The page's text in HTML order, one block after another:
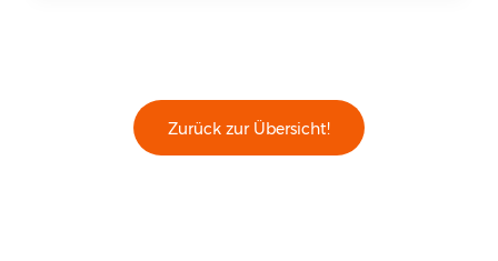
Zurück zur Übersicht!